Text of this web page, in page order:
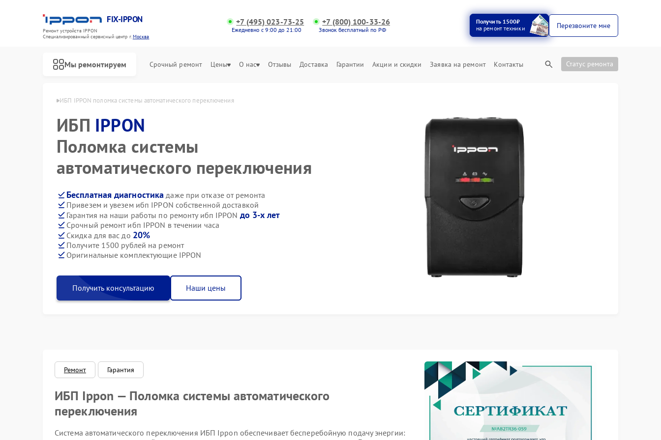
FIX-IPPON
Ремонт устройств IPPON
Специализированный cервисный центр г.Москва
+7 (495) 023-73-25
Ежедневно с 9:00 до 21:00
+7 (800) 100-33-26
Звонок бесплатный по РФ
Получить 1500₽
на ремонт техники
Перезвоните мне
Мы ремонтируем Срочный ремонт Цены О нас Отзывы Доставка Гарантии Акции и скидки Заявка на ремонт Контакты Статус ремонта
IPPON в Москве ИБП IPPON поломка системы автоматического переключения
ИБП IPPON
Поломка системы
автоматического переключения
Бесплатная диагностика даже при отказе от ремонта
Привезем и увезем ибп IPPON собственной доставкой
Гарантия на наши работы по ремонту ибп IPPON до 3-х лет
Срочный ремонт ибп IPPON в течении часа
Скидка для вас до 20%
Получите 1500 рублей на ремонт
Оригинальные комплектующие IPPON
Получить консультацию Наши цены
Ремонт Гарантия
ИБП Ippon — Поломка системы автоматического
переключения
Система автоматического переключения ИБП Ippon обеспечивает бесперебойную подачу энергии: